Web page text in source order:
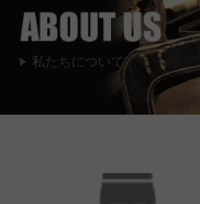
私たちについて